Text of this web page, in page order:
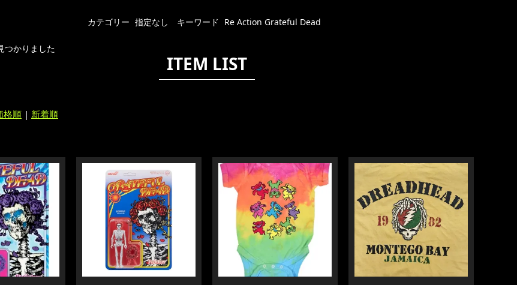
カテゴリー 指定なし キーワード Re Action Grateful Dead
つかりました
ITEM LIST
格順 | 新着順